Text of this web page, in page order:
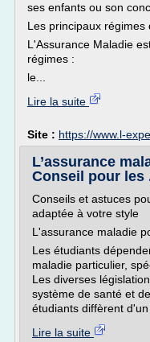
ses enfants ou son
Les principaux
L'Assurance Maladie
régimes :
le...
Lire la suite
Site : https://www.l-
L’assurance
Conseil pour les
Conseils et astuces
adaptée à votre style
L'assurance maladie
Les étudiants
maladie particulier,
Les diverses
système de santé et
étudiants diffèrent d'un
Lire la suite